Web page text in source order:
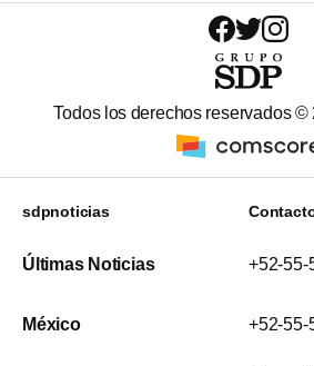
Todos los derechos reservados ©
sdpnoticias
Últimas Noticias
México
+52-55-
+52-55-